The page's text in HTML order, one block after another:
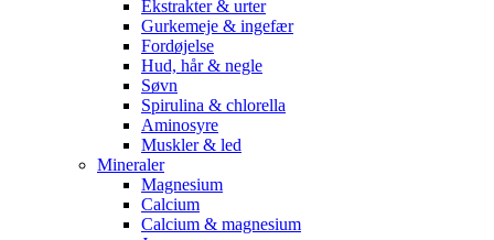
Ekstrakter & urter
Gurkemeje & ingefær
Fordøjelse
Hud, hår & negle
Søvn
Spirulina & chlorella
Aminosyre
Muskler & led
Mineraler
Magnesium
Calcium
Calcium & magnesium